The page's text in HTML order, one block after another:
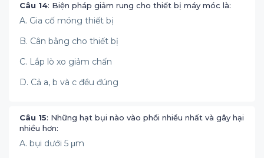
Câu 14: Biện pháp giảm rung cho thiết bị máy móc là:
A. Gia cố móng thiết bị
B. Cân bằng cho thiết bị
C. Lắp lò xo giảm chấn
D. Cả a, b và c đều đúng
Câu 15: Những hạt bụi nào vào phổi nhiều nhất và gây hại
nhiều hơn:
A. bụi dưới 5 μm